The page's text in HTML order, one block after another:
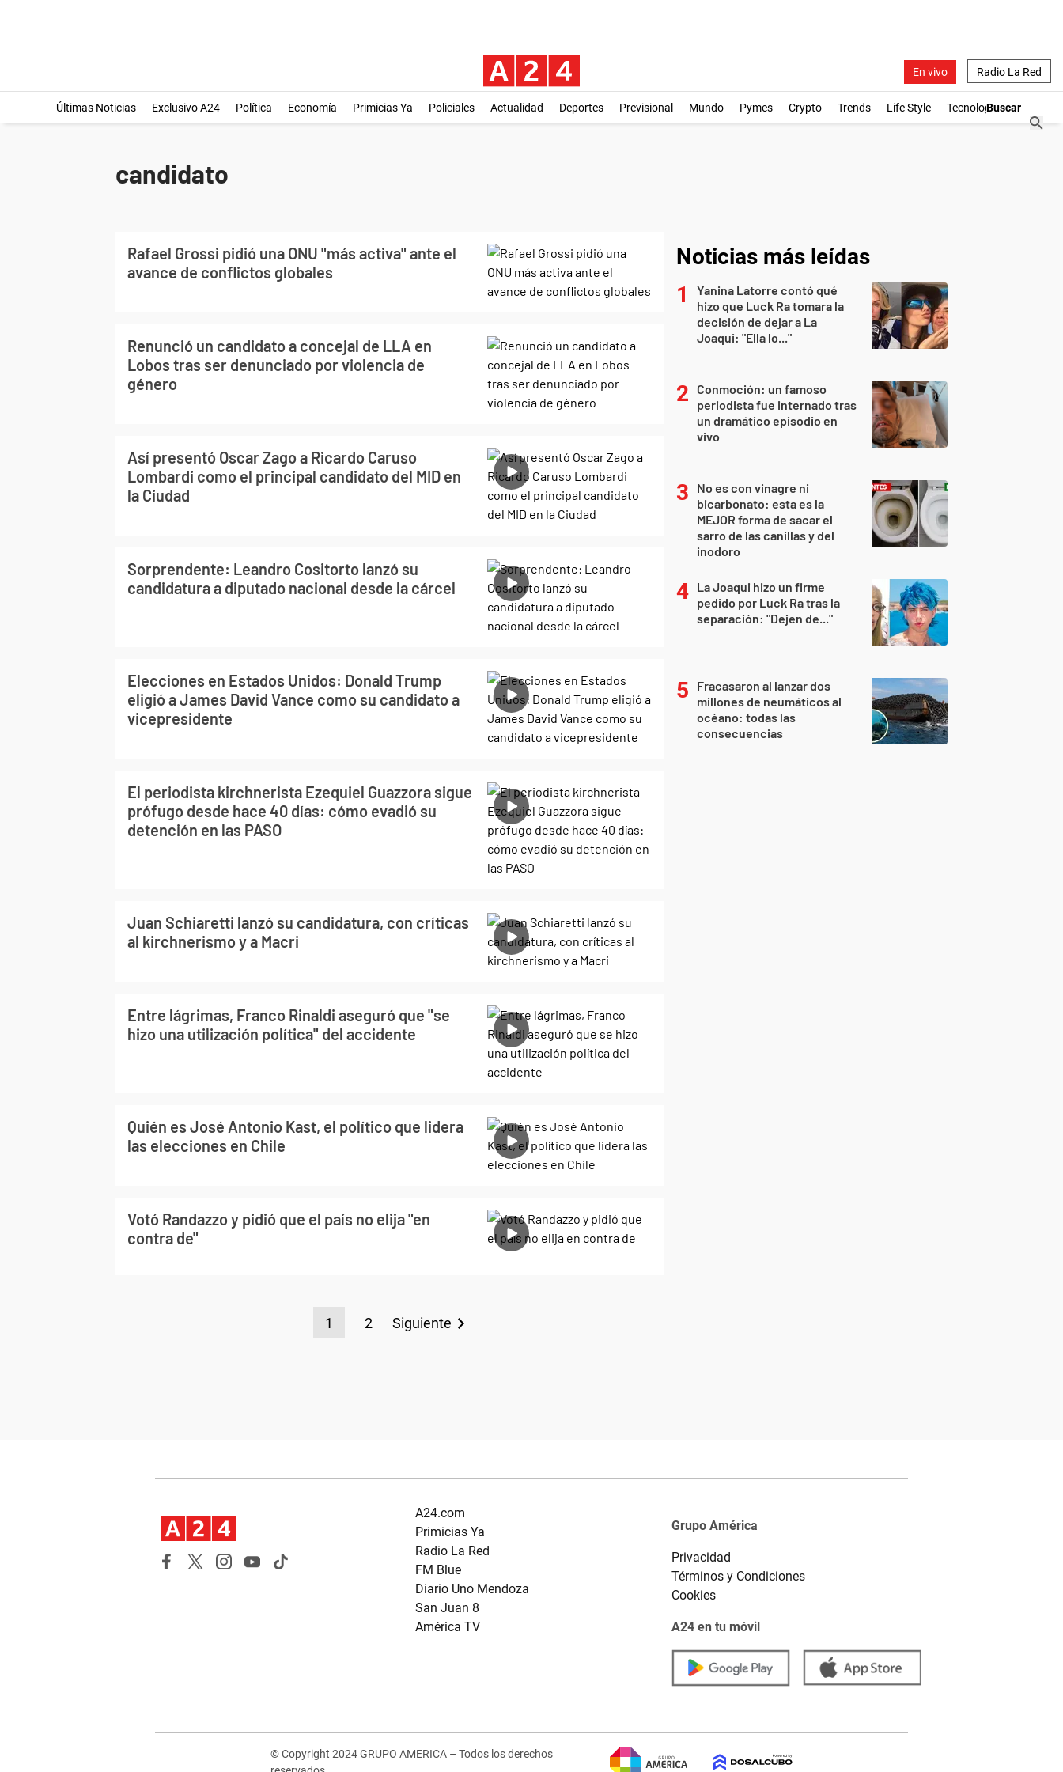
En vivo Radio La Red
Últimas Noticias Exclusivo A24 Política Economía Primicias Ya Policiales Actualidad Deportes Previsional Mundo Pymes Crypto Trends Life Style Tecnología
candidato
Rafael Grossi pidió una ONU "más activa" ante el
avance de conflictos globales
Renunció un candidato a concejal de LLA en
Lobos tras ser denunciado por violencia de
género
Así presentó Oscar Zago a Ricardo Caruso
Lombardi como el principal candidato del MID en
la Ciudad
Sorprendente: Leandro Cositorto lanzó su
candidatura a diputado nacional desde la cárcel
Elecciones en Estados Unidos: Donald Trump
eligió a James David Vance como su candidato a
vicepresidente
El periodista kirchnerista Ezequiel Guazzora sigue
prófugo desde hace 40 días: cómo evadió su
detención en las PASO
Juan Schiaretti lanzó su candidatura, con críticas
al kirchnerismo y a Macri
Entre lágrimas, Franco Rinaldi aseguró que "se
hizo una utilización política" del accidente
Quién es José Antonio Kast, el político que lidera
las elecciones en Chile
Votó Randazzo y pidió que el país no elija "en
contra de"
1 2 Siguiente
Noticias más leídas
Yanina Latorre contó qué
hizo que Luck Ra tomara la
decisión de dejar a La
Joaqui: "Ella lo..."
Conmoción: un famoso
periodista fue internado tras
un dramático episodio en
vivo
No es con vinagre ni
bicarbonato: esta es la
MEJOR forma de sacar el
sarro de las canillas y del
inodoro
La Joaqui hizo un firme
pedido por Luck Ra tras la
separación: "Dejen de..."
Fracasaron al lanzar dos
millones de neumáticos al
océano: todas las
consecuencias
A24.com
Primicias Ya
Radio La Red
FM Blue
Diario Uno Mendoza
San Juan 8
América TV
Grupo América
Privacidad
Términos y Condiciones
Cookies
A24 en tu móvil
© Copyright 2024 GRUPO AMERICA – Todos los derechos